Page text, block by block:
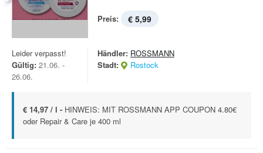
Preis: € 5,99
Leider verpasst!
Gültig: 21.06. -
26.06.
Händler: ROSSMANN
Stadt:
Rostock
€ 14,97 / l - HINWEIS: MIT ROSSMANN APP COUPON 4.80€
oder Repair & Care je 400 ml